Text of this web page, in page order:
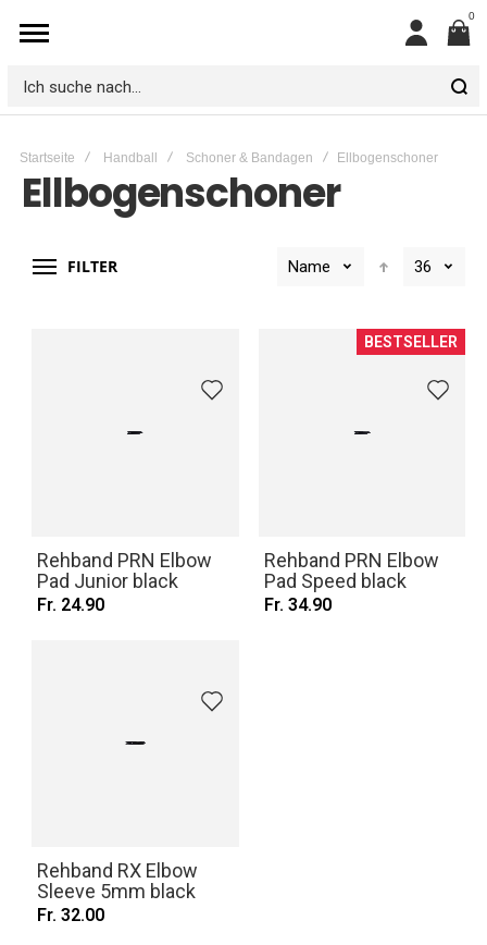
Mein
0
Ich
nach...
Startseite Handball Schoner & Bandagen Ellbogenschoner
Ellbogenschoner
FILTER Name 36
Rehband PRN Elbow
Pad Junior black
Fr. 24.90
BESTSELLER
Rehband PRN Elbow
Pad Speed black
Fr. 34.90
Rehband RX Elbow
Sleeve 5mm black
Fr. 32.00